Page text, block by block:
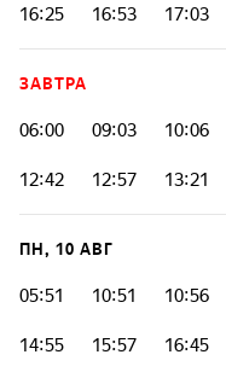
16:25 16:53 17:03
ЗАВТРА
06:00 09:03 10:06
12:42 12:57 13:21
ПН, 10 АВГ
05:51 10:51 10:56
14:55 15:57 16:45